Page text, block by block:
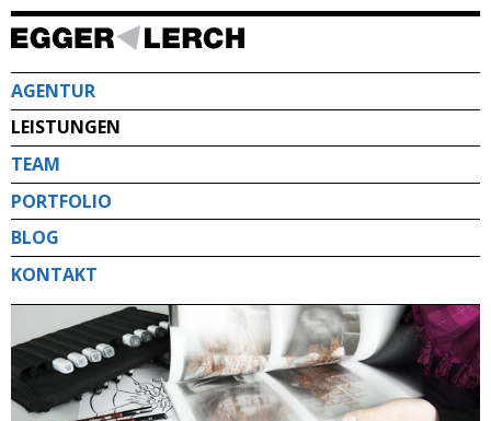
Direkt
zum
AGENTUR
LEISTUNGEN
TEAM
PORTFOLIO
BLOG
KONTAKT